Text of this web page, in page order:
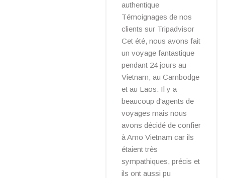
authentique
Témoignages de nos
clients sur Tripadvisor
Cet été, nous avons fait
un voyage fantastique
pendant 24 jours au
Vietnam, au Cambodge
et au Laos. Il y a
beaucoup d'agents de
voyages mais nous
avons décidé de confier
à Amo Vietnam car ils
étaient très
sympathiques, précis et
ils ont aussi pu